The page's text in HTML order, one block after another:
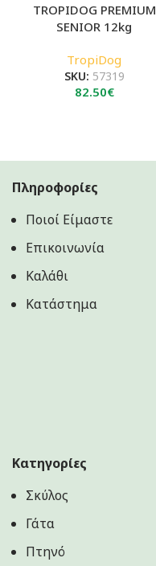
TROPIDOG PREMIUM
SENIOR 12kg
TropiDog
SKU: 57319
82.50€
Πληροφορίες
Ποιοί Είμαστε
Επικοινωνία
Καλάθι
Κατάστημα
Κατηγορίες
Σκύλος
Γάτα
Πτηνό